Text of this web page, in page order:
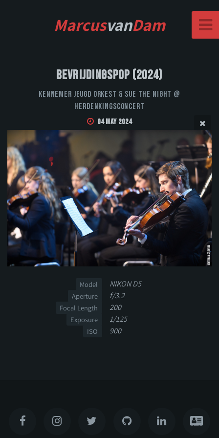
MarcusvanDam
Bevrijdingspop (2024)
Kennemer Jeugd Orkest & Sue the Night @
Herdenkingsconcert
04 May 2024
Model NIKON D5
Aperture f/3.2
Focal Length 200
Exposure 1/125
ISO 900